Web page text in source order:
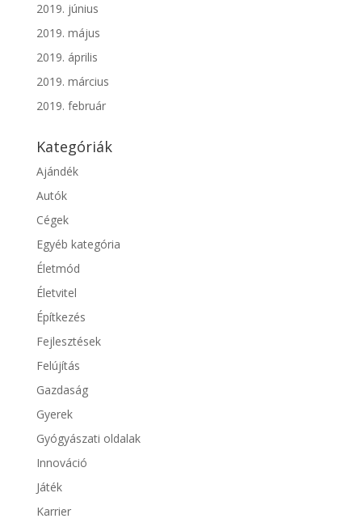
2019. június
2019. május
2019. április
2019. március
2019. február
Kategóriák
Ajándék
Autók
Cégek
Egyéb kategória
Életmód
Életvitel
Építkezés
Fejlesztések
Felújítás
Gazdaság
Gyerek
Gyógyászati oldalak
Innováció
Játék
Karrier